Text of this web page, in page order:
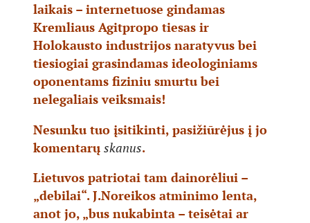
laikais – internetuose gindamas
Kremliaus Agitpropo tiesas ir
Holokausto industrijos naratyvus bei
tiesiogiai grasindamas ideologiniams
oponentams fiziniu smurtu bei
nelegaliais veiksmais!
Nesunku tuo įsitikinti, pasižiūrėjus į jo
komentarų skanus.
Lietuvos patriotai tam dainorėliui –
„debilai“. J.Noreikos atminimo lenta,
anot jo, „bus nukabinta – teisėtai ar